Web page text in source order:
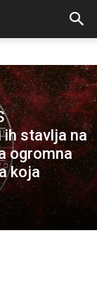
ih stavlja na
ogromna
koja